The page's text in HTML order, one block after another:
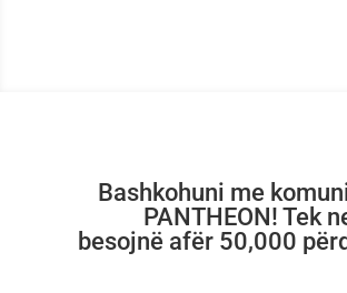
Bashkohuni me
PANTHEON! Tek
besojnë afër 50,000